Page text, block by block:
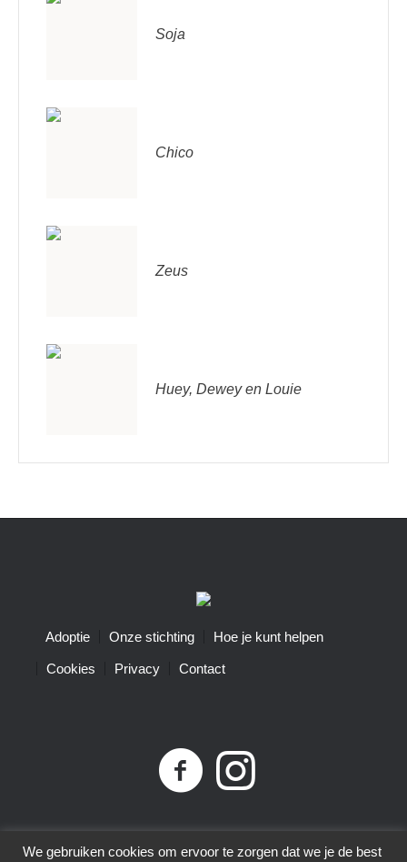
Soja
Chico
Zeus
Huey, Dewey en Louie
Adoptie Onze stichting Hoe je kunt helpen
Cookies Privacy Contact
Privacybeleid
| Little Tigers | KvK-nummer 68761074 |
We gebruiken cookies om ervoor te zorgen dat we je de best